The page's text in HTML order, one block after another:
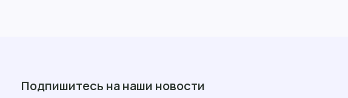
Подпишитесь на наши новости